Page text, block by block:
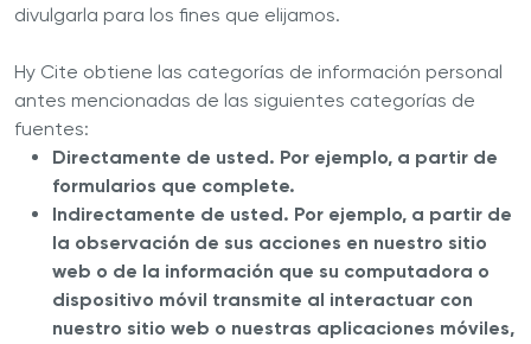
divulgarla para los fines que elijamos.
Hy Cite obtiene las categorías de información personal
antes mencionadas de las siguientes categorías de
fuentes:
Directamente de usted. Por ejemplo, a partir de
formularios que complete.
Indirectamente de usted. Por ejemplo, a partir de
la observación de sus acciones en nuestro sitio
web o de la información que su computadora o
dispositivo móvil transmite al interactuar con
nuestro sitio web o nuestras aplicaciones móviles,